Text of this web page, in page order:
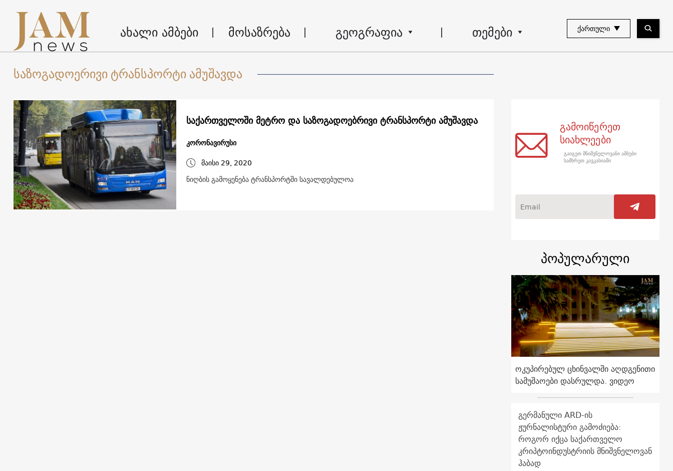
ახალი ამბები მოსაზრება გეოგრაფია თემები ᲥᲐᲠᲗᲣᲚᲘ
საზოგადოერივი ტრანსპორტი ამუშავდა
საქართველოში მეტრო და საზოგადოებრივი ტრანსპორტი ამუშავდა
კორონავირუსი
მაისი 29, 2020
ნიღბის გამოყენება ტრანსპორტში სავალდებულოა
გამოიწერეთ
სიახლეები
გაიგეთ მნიშვნელოვანი ამბები
სამხრეთ კავკასიაში
პოპულარული
ოკუპირებულ ცხინვალში აღდგენითი
სამუშაოები დასრულდა. ვიდეო
გერმანული ARD-ის
ჟურნალისტური გამოძიება:
როგორ იქცა საქართველო
კრიპტოინდუსტრიის მნიშვნელოვან
ჰაბად